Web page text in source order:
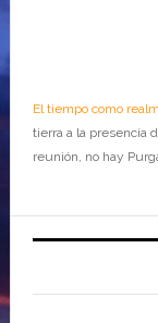
El tiempo como
tierra a la presencia
reunión, no hay